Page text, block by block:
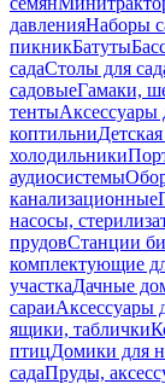
давленияНаборы
пикникБатуты
садаСтолы для
садовыеГамаки,
тентыАксессуары
коптильни
холодильники
аудиосистемы
канализационные
насосы,
прудовСтанции
комплектующие
участкаДачные
сараиАксессуары
ящики, таблички
птицДомики для
садаПруды,